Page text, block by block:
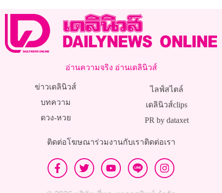
อ่านความจริง อ่านเดลินิวส์
ข่าวเดลินิวส์
บทความ
ดวง-หวย
ไลฟ์สไตล์
เดลินิวส์clips
PR by dataxet
ติดต่อโฆษณาร่วมงานกับเราติดต่อเรา